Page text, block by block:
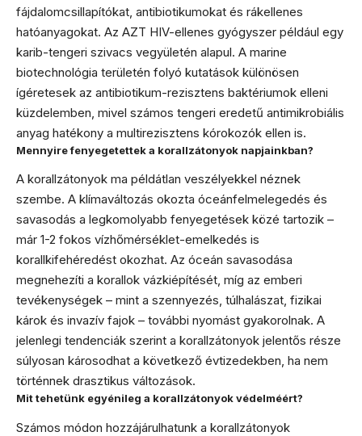
fájdalomcsillapítókat, antibiotikumokat és rákellenes
hatóanyagokat. Az AZT HIV-ellenes gyógyszer például egy
karib-tengeri szivacs vegyületén alapul. A marine
biotechnológia területén folyó kutatások különösen
ígéretesek az antibiotikum-rezisztens baktériumok elleni
küzdelemben, mivel számos tengeri eredetű antimikrobiális
anyag hatékony a multirezisztens kórokozók ellen is.
Mennyire fenyegetettek a korallzátonyok napjainkban?
A korallzátonyok ma példátlan veszélyekkel néznek
szembe. A klímaváltozás okozta óceánfelmelegedés és
savasodás a legkomolyabb fenyegetések közé tartozik –
már 1-2 fokos vízhőmérséklet-emelkedés is
korallkifehéredést okozhat. Az óceán savasodása
megnehezíti a korallok vázkiépítését, míg az emberi
tevékenységek – mint a szennyezés, túlhalászat, fizikai
károk és invazív fajok – további nyomást gyakorolnak. A
jelenlegi tendenciák szerint a korallzátonyok jelentős része
súlyosan károsodhat a következő évtizedekben, ha nem
történnek drasztikus változások.
Mit tehetünk egyénileg a korallzátonyok védelméért?
Számos módon hozzájárulhatunk a korallzátonyok